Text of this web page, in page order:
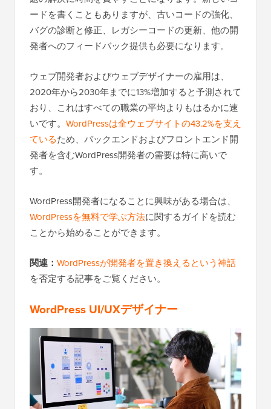
ードを書くこともありますが、古いコードの強化、
バグの診断と修正、レガシーコードの更新、他の開
発者へのフィードバック提供も必要になります。
ウェブ開発者およびウェブデザイナーの雇用は、
2020年から2030年までに13%増加すると予測されて
おり、これはすべての職業の平均よりもはるかに速
いです。 WordPressは全ウェブサイトの43.2%を支え
ているため、バックエンドおよびフロントエンド開
発者を含むWordPress開発者の需要は特に高いで
す。
WordPress開発者になることに興味がある場合は、
WordPressを無料で学ぶ方法に関するガイドを読む
ことから始めることができます。
関連： WordPressが開発者を置き換えるという神話
を否定する記事をご覧ください。
WordPress UI/UXデザイナー